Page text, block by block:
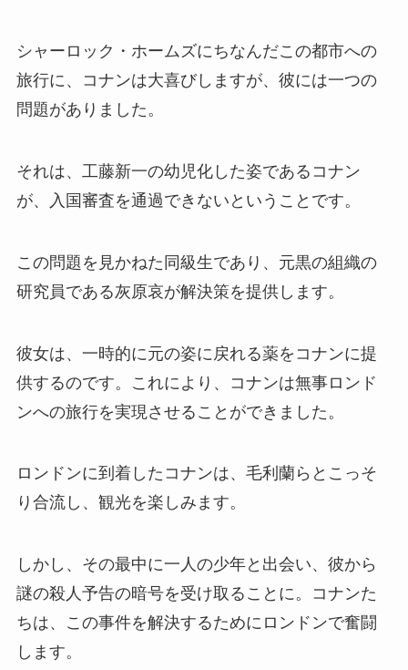
シャーロック・ホームズにちなんだこの都市への
旅行に、コナンは大喜びしますが、彼には一つの
問題がありました。
それは、工藤新一の幼児化した姿であるコナン
が、入国審査を通過できないということです。
この問題を見かねた同級生であり、元黒の組織の
研究員である灰原哀が解決策を提供します。
彼女は、一時的に元の姿に戻れる薬をコナンに提
供するのです。これにより、コナンは無事ロンド
ンへの旅行を実現させることができました。
ロンドンに到着したコナンは、毛利蘭らとこっそ
り合流し、観光を楽しみます。
しかし、その最中に一人の少年と出会い、彼から
謎の殺人予告の暗号を受け取ることに。コナンた
ちは、この事件を解決するためにロンドンで奮闘
します。